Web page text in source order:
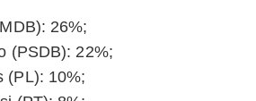
26%;
(PSDB): 22%;
(PL): 10%;